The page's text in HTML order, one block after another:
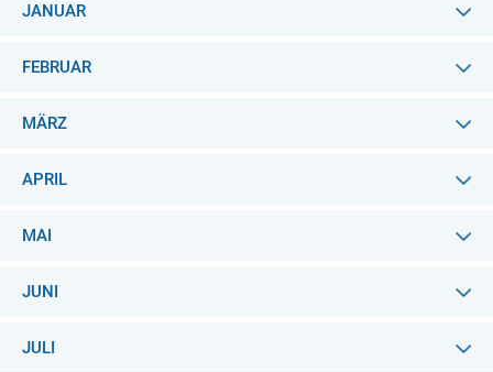
JANUAR
FEBRUAR
MÄRZ
APRIL
MAI
JUNI
JULI